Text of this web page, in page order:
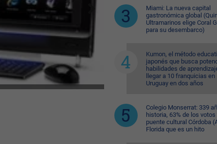
Miami: La nueva capital
gastronómica global
Ultramarinos elige Coral
para su desembarco)
Kumon, el método
japonés que busca
habilidades de
llegar a 10 franquicias en
Uruguay en dos años
Colegio Monserrat: 339
historia, 63% de los votos
puente cultural Córdoba
Florida que es un hito